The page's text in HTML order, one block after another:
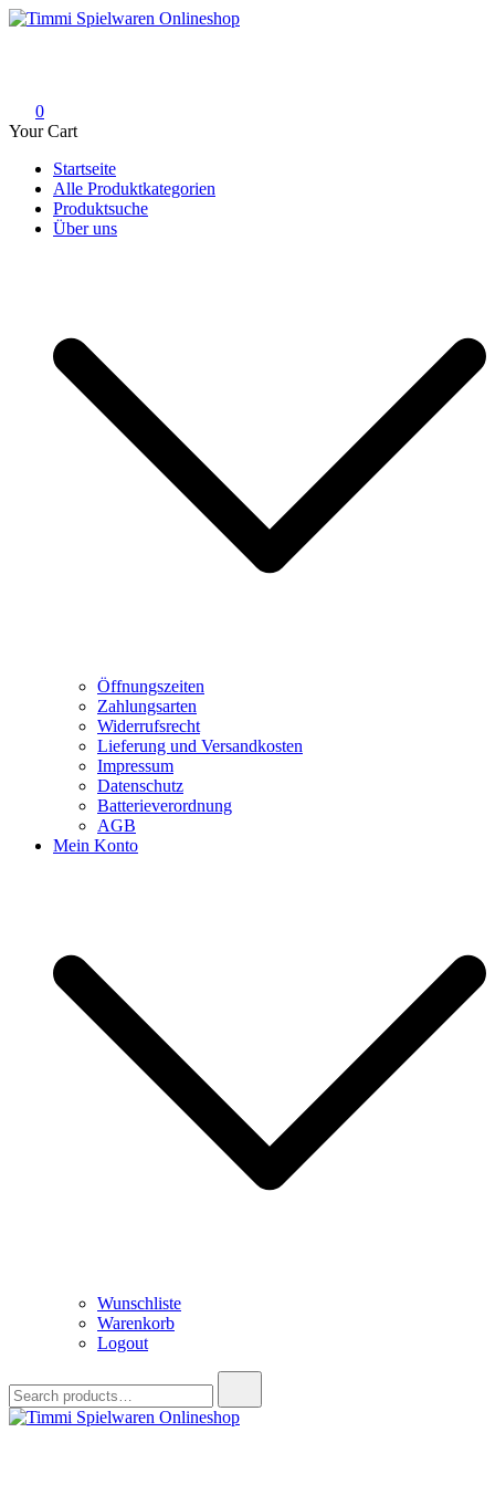
Skip
0
Your Cart
Startseite
Alle Produktkategorien
Produktsuche
Über uns
Öffnungszeiten
Zahlungsarten
Widerrufsrecht
Lieferung und Versandkosten
Impressum
Datenschutz
Batterieverordnung
AGB
Mein Konto
Wunschliste
Warenkorb
Logout
for: